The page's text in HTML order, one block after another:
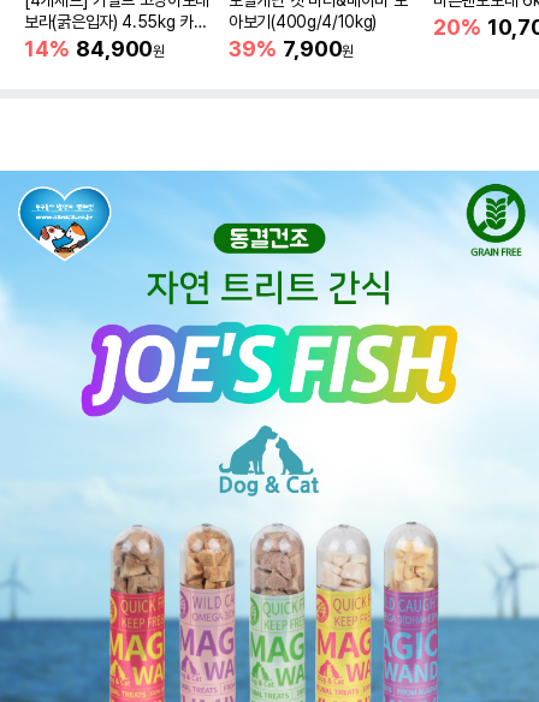
보라(굵은입자) 4.55kg 카사
바모래
14% 84,900원
아보기(400g/4/10kg)
39% 7,900원
20%